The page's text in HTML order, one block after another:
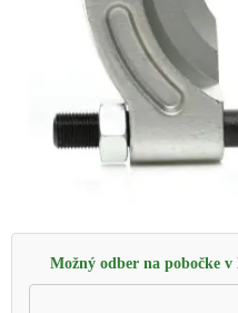
Možný odber na pobočke